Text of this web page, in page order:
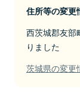
住所等の変更
西茨城郡友部
りました
茨城県の変更